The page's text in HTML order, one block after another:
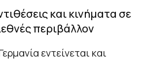
και κινήματα σε
περιβάλλον
εντείνεται και